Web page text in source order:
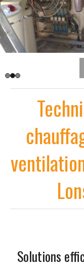
Solutions